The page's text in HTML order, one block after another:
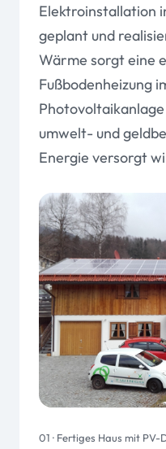
Elektroinstallation
geplant und
Wärme sorgt eine
Fußbodenheizung
umwelt- und
Energie versorgt
01 · Fertiges Haus mit PV-